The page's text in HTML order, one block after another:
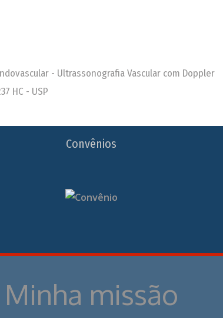
- Ultrassonografia Vascular com Doppler
HC - USP
Convênios
Minha missão